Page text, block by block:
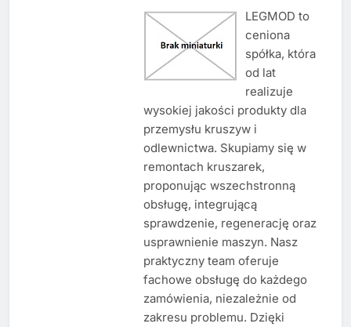
LEGMOD to
ceniona
spółka, która
od lat
realizuje
wysokiej jakości produkty dla
przemysłu kruszyw i
odlewnictwa. Skupiamy się w
remontach kruszarek,
proponując wszechstronną
obsługę, integrującą
sprawdzenie, regenerację oraz
usprawnienie maszyn. Nasz
praktyczny team oferuje
fachowe obsługę do każdego
zamówienia, niezależnie od
zakresu problemu. Dzięki